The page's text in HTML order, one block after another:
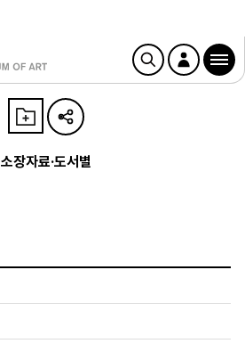
소장자료·도서별